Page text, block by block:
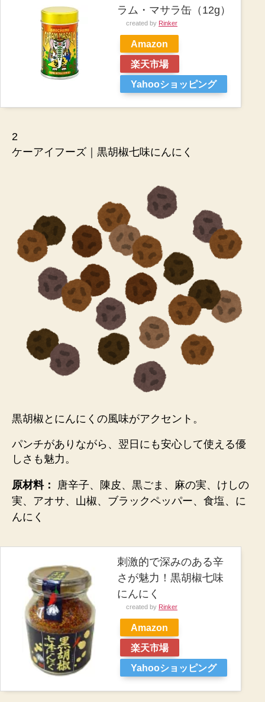
ラム・マサラ缶（12g）
created by Rinker
Amazon
楽天市場
Yahooショッピング
2
ケーアイフーズ｜黒胡椒七味にんにく
黒胡椒とにんにくの風味がアクセント。
パンチがありながら、翌日にも安心して使える優
しさ も魅力。
原材料：
唐辛子、陳皮、黒ごま、麻の実、けしの
実、アオサ、山椒、ブラックペッパー、食塩、に
んにく
刺激的で深みのある辛
さが魅力！黒胡椒七味
にんにく
created by Rinker
Amazon
楽天市場
Yahooショッピング